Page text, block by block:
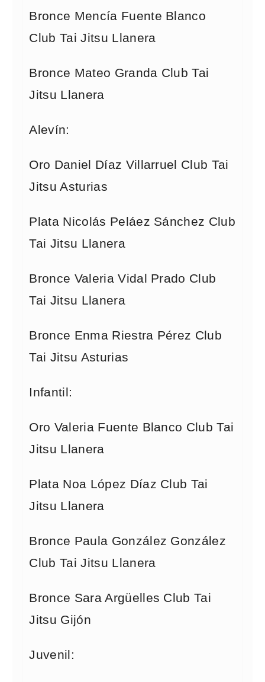
Bronce Mencía Fuente Blanco
Club Tai Jitsu Llanera
Bronce Mateo Granda Club Tai
Jitsu Llanera
Alevín:
Oro Daniel Díaz Villarruel Club Tai
Jitsu Asturias
Plata Nicolás Peláez Sánchez Club
Tai Jitsu Llanera
Bronce Valeria Vidal Prado Club
Tai Jitsu Llanera
Bronce Enma Riestra Pérez Club
Tai Jitsu Asturias
Infantil:
Oro Valeria Fuente Blanco Club Tai
Jitsu Llanera
Plata Noa López Díaz Club Tai
Jitsu Llanera
Bronce Paula González González
Club Tai Jitsu Llanera
Bronce Sara Argüelles Club Tai
Jitsu Gijón
Juvenil: